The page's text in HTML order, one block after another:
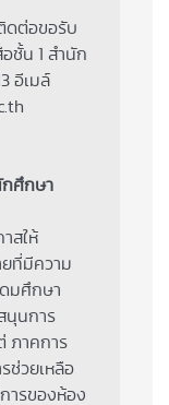
ดต่อขอรับ
ชั้น 1 สำนัก
อีเมล์
กศึกษา
สให้
ที่มีความ
มศึกษา
นุนการ
ภาคการ
ช่วยเหลือ
ารของห้อง